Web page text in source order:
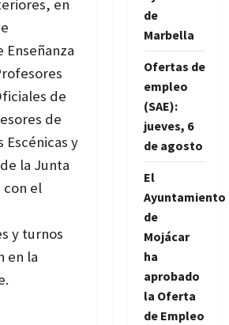
en
Enseñanza
de
de
Escénicas y
la Junta
con el
y turnos
en la
de
Marbella
Ofertas de
empleo
(SAE):
jueves, 6
de agosto
El
Ayuntamiento
de
Mojácar
ha
aprobado
la Oferta
de Empleo